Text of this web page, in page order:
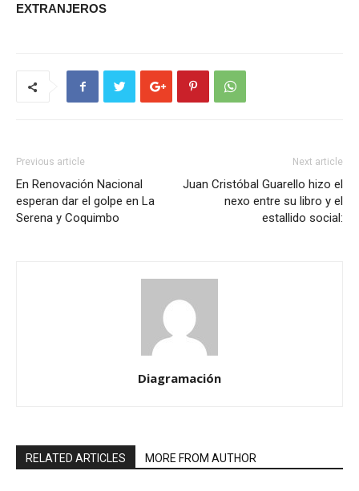
EXTRANJEROS
Previous article
En Renovación Nacional
esperan dar el golpe en La
Serena y Coquimbo
Next article
Juan Cristóbal Guarello hizo el
nexo entre su libro y el
estallido social:
Diagramación
RELATED ARTICLES MORE FROM AUTHOR